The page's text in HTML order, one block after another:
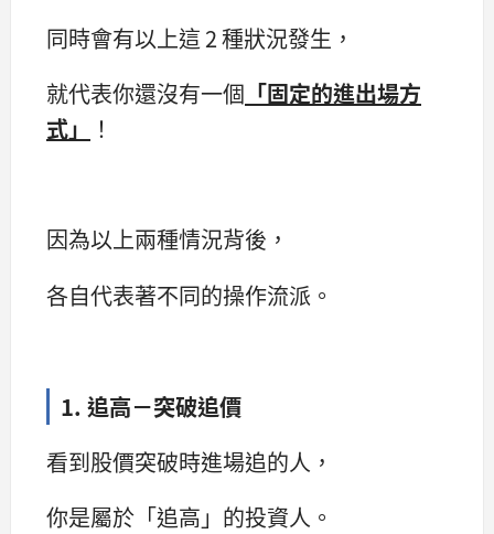
同時會有以上這 2 種狀況發生，
就代表你還沒有一個 「固定的進出場方
式」
！
因為以上兩種情況背後，
各自代表著不同的操作流派。
1. 追高－突破追價
看到股價突破時進場追的人，
你是屬於「追高」的投資人。